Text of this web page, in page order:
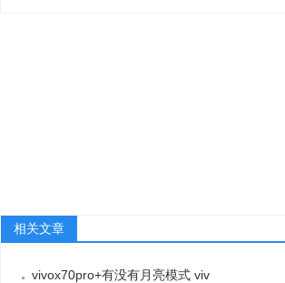
相关文章
vivox70pro+有没有月亮模式 viv